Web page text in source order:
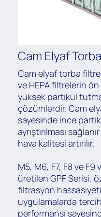
Cam Elyaf
Cam elyaf torba
ve HEPA filtrelerin
yüksek partikül
çözümlerdir. Cam
sayesinde ince
ayrıştırılması
hava kalitesi artırılır.
M5, M6, F7, F8 ve F9
üretilen GPF Serisi,
filtrasyon
uygulamalarda
performansı